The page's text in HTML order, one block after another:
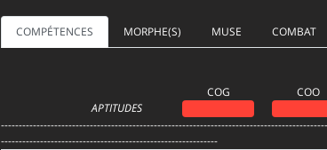
COMPÉTENCES MORPHE(S) MUSE COMBAT
COG COO
APTITUDES
-------------------------------------------------------------